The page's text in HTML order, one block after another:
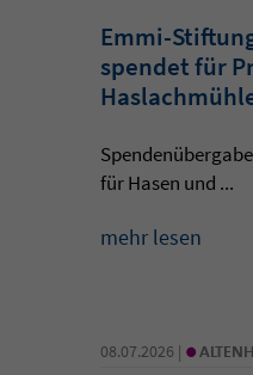
Emmi-
spendet für
für Hasen und ...
mehr lesen
08.07.2026 | •